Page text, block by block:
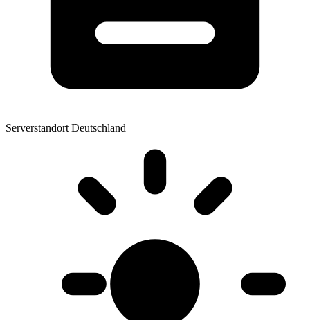
Serverstandort Deutschland